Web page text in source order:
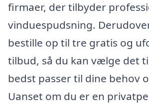
firmaer, der tilbyder
vinduespudsning.
bestille op til tre gratis og
tilbud, så du kan vælge det
bedst passer til dine behov
Uanset om du er en